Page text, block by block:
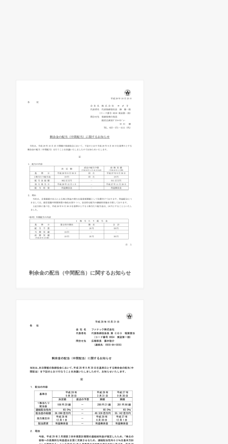
剰余金の配当（中間配当）に関するお知らせ